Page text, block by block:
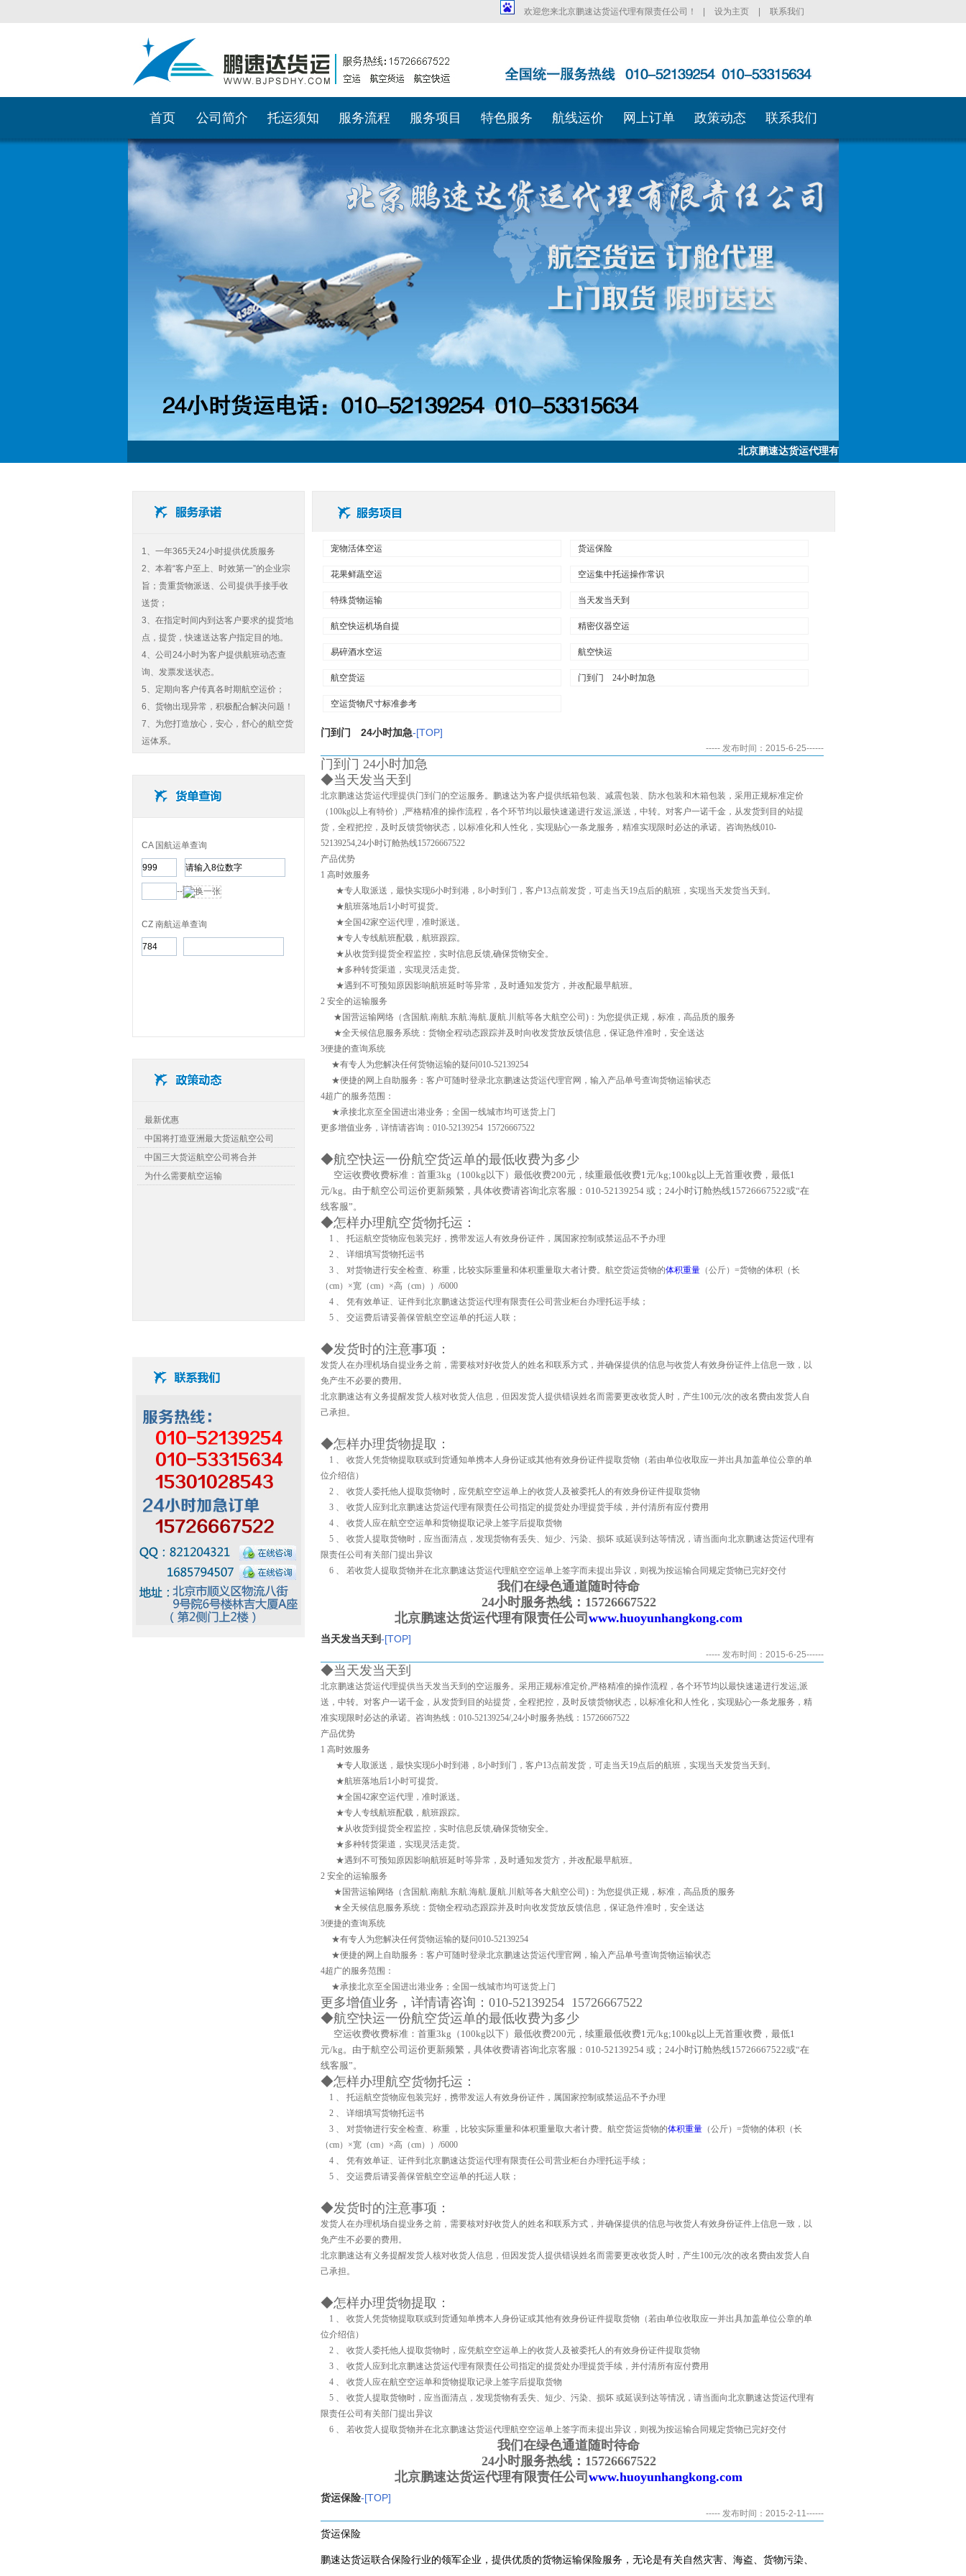
欢迎您来北京鹏速达货运代理有限责任公司！ 设为主页 联系我们
首页 公司简介 托运须知 服务流程 服务项目 特色服务 航线运价 网上订单 政策动态 联系我们
北京鹏速达货运代理有限责任公司专业为客户提供酒
1、一年365天24小时提供优质服务
2、本着“客户至上、时效第一”的企业宗
旨；贵重货物派送、公司提供手接手收
送货；
3、在指定时间内到达客户要求的提货地
点，提货，快速送达客户指定目的地。
4、公司24小时为客户提供航班动态查
询、发票发送状态。
5、定期向客户传真各时期航空运价；
6、货物出现异常，积极配合解决问题！
7、为您打造放心，安心，舒心的航空货
运体系。
CA 国航运单查询
--
CZ 南航运单查询
最新优惠
中国将打造亚洲最大货运航空公司
中国三大货运航空公司将合并
为什么需要航空运输
宠物活体空运 货运保险
花果鲜蔬空运 空运集中托运操作常识
特殊货物运输 当天发当天到
航空快运机场自提 精密仪器空运
易碎酒水空运 航空快运
航空货运 门到门 24小时加急
空运货物尺寸标准参考
门到门 24小时加急-[TOP]
----- 发布时间：2015-6-25------
门到门 24小时加急
◆当天发当天到
北京鹏速达货运代理提供门到门的空运服务。鹏速达为客户提供纸箱包装、减震包装、防水包装和木箱包装，采用正规标准定价
（100kg以上有特价）,严格精准的操作流程，各个环节均以最快速递进行发运,派送，中转。对客户一诺千金，从发货到目的站提
货，全程把控，及时反馈货物状态，以标准化和人性化，实现贴心一条龙服务，精准实现限时必达的承诺。咨询热线010-
52139254,24小时订舱热线15726667522
产品优势
1 高时效服务
★专人取派送，最快实现6小时到港，8小时到门，客户13点前发货，可走当天19点后的航班，实现当天发货当天到。
★航班落地后1小时可提货。
★全国42家空运代理，准时派送。
★专人专线航班配载，航班跟踪。
★从收货到提货全程监控，实时信息反馈,确保货物安全。
★多种转货渠道，实现灵活走货。
★遇到不可预知原因影响航班延时等异常，及时通知发货方，并改配最早航班。
2 安全的运输服务
★国营运输网络（含国航.南航.东航.海航.厦航.川航等各大航空公司)：为您提供正规，标准，高品质的服务
★全天候信息服务系统：货物全程动态跟踪并及时向收发货放反馈信息，保证急件准时，安全送达
3便捷的查询系统
★有专人为您解决任何货物运输的疑问010-52139254
★便捷的网上自助服务：客户可随时登录北京鹏速达货运代理官网，输入产品单号查询货物运输状态
4超广的服务范围：
★承接北京至全国进出港业务；全国一线城市均可送货上门
更多增值业务，详情请咨询：010-52139254 15726667522
◆航空快运一份航空货运单的最低收费为多少
空运收费收费标准：首重3kg （ 100kg 以下）最低收费200元，续重最低收费1元/kg;100kg 以上无首重收费，最低1
元/kg。由于航空公司运价更新频繁，具体收费请咨询北京客服： 010-52139254 或 ； 24小时订舱热线15726667522或“在
线客服”。
◆怎样办理航空货物托运：
1 、 托运航空货物应包装完好，携带发运人有效身份证件，属国家控制或禁运品不予办理
2 、 详细填写货物托运书
3 、 对货物进行安全检查、称重，比较实际重量和体积重量取大者计费。航空货运货物的体积重量 （公斤）=货物的体积（长
（cm）×宽（cm）×高（cm））/6000
4 、 凭有效单证、证件到北京鹏速达货运代理有限责任公司营业柜台办理托运手续；
5 、 交运费后请妥善保管航空空运单的托运人联；
◆发货时的注意事项：
发货人在办理机场自提业务之前，需要核对好收货人的姓名和联系方式，并确保提供的信息与收货人有效身份证件上信息一致，以
免产生不必要的费用。
北京鹏速达有义务提醒发货人核对收货人信息，但因发货人提供错误姓名而需要更改收货人时，产生100元/次的改名费由发货人自
己承担。
◆怎样办理货物提取：
1 、 收货人凭货物提取联或到货通知单携本人身份证或其他有效身份证件提取货物（若由单位收取应一并出具加盖单位公章的单
位介绍信）
2 、 收货人委托他人提取货物时，应凭航空空运单上的收货人及被委托人的有效身份证件提取货物
3 、 收货人应到北京鹏速达货运代理有限责任公司指定的提货处办理提货手续，并付清所有应付费用
4 、 收货人应在航空空运单和货物提取记录上签字后提取货物
5 、 收货人提取货物时，应当面清点，发现货物有丢失、短少、污染、损坏 或延误到达等情况，请当面向北京鹏速达货运代理有
限责任公司有关部门提出异议
6 、 若收货人提取货物并在北京鹏速达货运代理航空空运单上签字而未提出异议，则视为按运输合同规定货物已完好交付
我们在绿色通道随时待命
24小时服务热线： 15726667522
北京鹏速达货运代理有限责任公司 www.huoyunhangkong.com
当天发当天到-[TOP]
----- 发布时间：2015-6-25------
◆当天发当天到
北京鹏速达货运代理提供当天发当天到的空运服务。采用正规标准定价,严格精准的操作流程，各个环节均以最快速递进行发运,派
送，中转。对客户一诺千金，从发货到目的站提货，全程把控，及时反馈货物状态，以标准化和人性化，实现贴心一条龙服务，精
准实现限时必达的承诺。咨询热线：010-52139254/,24小时服务热线：15726667522
产品优势
1 高时效服务
★专人取派送，最快实现6小时到港，8小时到门，客户13点前发货，可走当天19点后的航班，实现当天发货当天到。
★航班落地后1小时可提货。
★全国42家空运代理，准时派送。
★专人专线航班配载，航班跟踪。
★从收货到提货全程监控，实时信息反馈,确保货物安全。
★多种转货渠道，实现灵活走货。
★遇到不可预知原因影响航班延时等异常，及时通知发货方，并改配最早航班。
2 安全的运输服务
★国营运输网络（含国航.南航.东航.海航.厦航.川航等各大航空公司)：为您提供正规，标准，高品质的服务
★全天候信息服务系统：货物全程动态跟踪并及时向收发货放反馈信息，保证急件准时，安全送达
3便捷的查询系统
★有专人为您解决任何货物运输的疑问010-52139254
★便捷的网上自助服务：客户可随时登录北京鹏速达货运代理官网，输入产品单号查询货物运输状态
4超广的服务范围：
★承接北京至全国进出港业务；全国一线城市均可送货上门
更多增值业务，详情请咨询：010-52139254 15726667522
◆航空快运一份航空货运单的最低收费为多少
空运收费收费标准：首重3kg （ 100kg 以下）最低收费200元，续重最低收费1元/kg;100kg 以上无首重收费，最低1
元/kg。由于航空公司运价更新频繁，具体收费请咨询北京客服： 010-52139254 或 ； 24小时订舱热线15726667522或“在
线客服”。
◆怎样办理航空货物托运：
1 、 托运航空货物应包装完好，携带发运人有效身份证件，属国家控制或禁运品不予办理
2 、 详细填写货物托运书
3 、 对货物进行安全检查、称重 ，比较实际重量和体积重量取大者计费。航空货运货物的体积重量 （公斤）=货物的体积（长
（cm）×宽（cm）×高（cm））/6000
4 、 凭有效单证、证件到北京鹏速达货运代理有限责任公司营业柜台办理托运手续；
5 、 交运费后请妥善保管航空空运单的托运人联；
◆发货时的注意事项：
发货人在办理机场自提业务之前，需要核对好收货人的姓名和联系方式，并确保提供的信息与收货人有效身份证件上信息一致，以
免产生不必要的费用。
北京鹏速达有义务提醒发货人核对收货人信息，但因发货人提供错误姓名而需要更改收货人时，产生100元/次的改名费由发货人自
己承担。
◆怎样办理货物提取：
1 、 收货人凭货物提取联或到货通知单携本人身份证或其他有效身份证件提取货物（若由单位收取应一并出具加盖单位公章的单
位介绍信）
2 、 收货人委托他人提取货物时，应凭航空空运单上的收货人及被委托人的有效身份证件提取货物
3 、 收货人应到北京鹏速达货运代理有限责任公司指定的提货处办理提货手续，并付清所有应付费用
4 、 收货人应在航空空运单和货物提取记录上签字后提取货物
5 、 收货人提取货物时，应当面清点，发现货物有丢失、短少、污染、损坏 或延误到达等情况，请当面向北京鹏速达货运代理有
限责任公司有关部门提出异议
6 、 若收货人提取货物并在北京鹏速达货运代理航空空运单上签字而未提出异议，则视为按运输合同规定货物已完好交付
我们在绿色通道随时待命
24小时服务热线： 15726667522
北京鹏速达货运代理有限责任公司 www.huoyunhangkong.com
货运保险-[TOP]
----- 发布时间：2015-2-11------
货运保险
鹏速达货运联合保险行业的领军企业，提供优质的货物运输保险服务，无论是有关自然灾害、海盗、货物污染、